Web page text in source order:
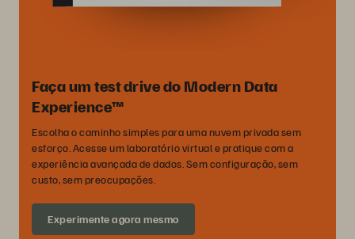
Faça um test drive do Modern Data
Experience™
Escolha o caminho simples para uma nuvem privada sem
esforço. Acesse um laboratório virtual e pratique com a
experiência avançada de dados. Sem configuração, sem
custo, sem preocupações.
Experimente agora mesmo